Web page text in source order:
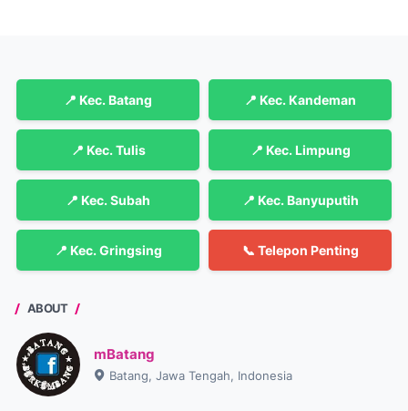
📍 Kec. Batang 📍 Kec. Kandeman
📍 Kec. Tulis 📍 Kec. Limpung
📍 Kec. Subah 📍 Kec. Banyuputih
📍 Kec. Gringsing 📞 Telepon Penting
ABOUT
mBatang
Batang, Jawa Tengah, Indonesia